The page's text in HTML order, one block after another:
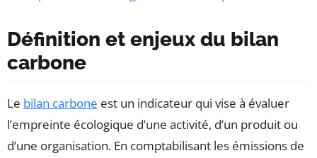
Définition et enjeux du bilan
carbone
Le bilan carbone est un indicateur qui vise à évaluer
l’empreinte écologique d’une activité, d’un produit ou
d’une organisation. En comptabilisant les émissions de